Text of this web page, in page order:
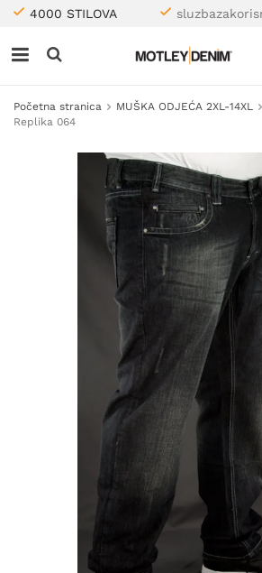
4000 STILOVA
Početna stranica MUŠKA ODJEĆA 2XL-14XL
Replika 064